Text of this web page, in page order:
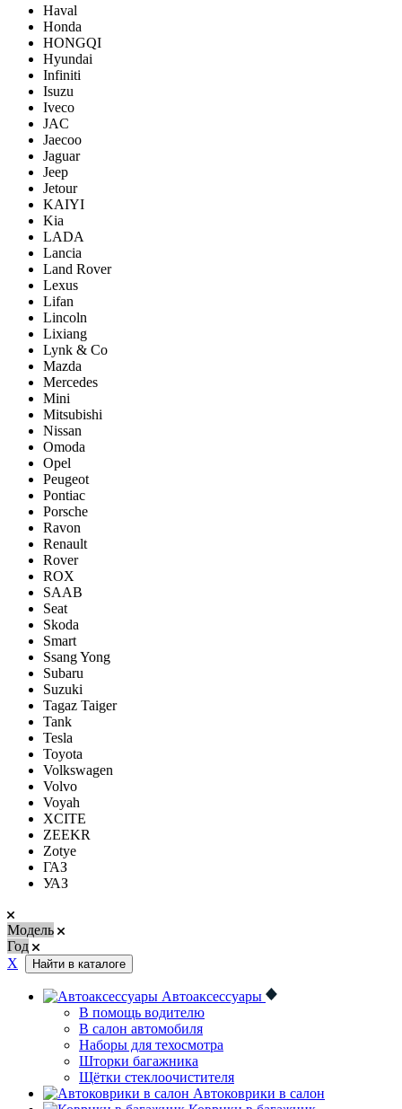
Haval
Honda
HONGQI
Hyundai
Infiniti
Isuzu
Iveco
JAC
Jaecoo
Jaguar
Jeep
Jetour
KAIYI
Kia
LADA
Lancia
Land Rover
Lexus
Lifan
Lincoln
Lixiang
Lynk & Co
Mazda
Mercedes
Mini
Mitsubishi
Nissan
Omoda
Opel
Peugeot
Pontiac
Porsсhe
Ravon
Renault
Rover
ROX
SAAB
Seat
Skoda
Smart
Ssang Yong
Subaru
Suzuki
Tagaz Taiger
Tank
Tesla
Toyota
Volkswagen
Volvo
Voyah
XCITE
ZEEKR
Zotye
ГАЗ
УАЗ
Модель
Год
Х
Найти в каталоге
Автоаксессуары
В помощь водителю
В салон автомобиля
Наборы для техосмотра
Шторки багажника
Щётки стеклоочистителя
Автоковрики в салон